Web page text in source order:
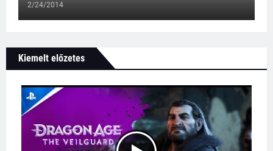
2/24/2014
Kiemelt előzetes